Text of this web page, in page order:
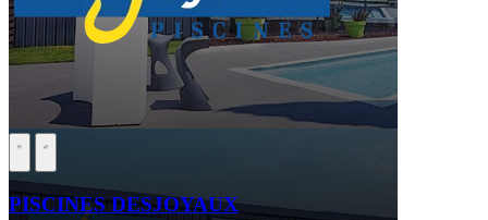
PISCINES DESJOYAUX